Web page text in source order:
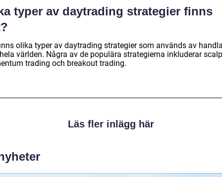
typer av daytrading strategier finns
olika typer av daytrading strategier som används av
världen. Några av de populära strategierna inkluderar
trading och breakout trading.
Läs fler inlägg här